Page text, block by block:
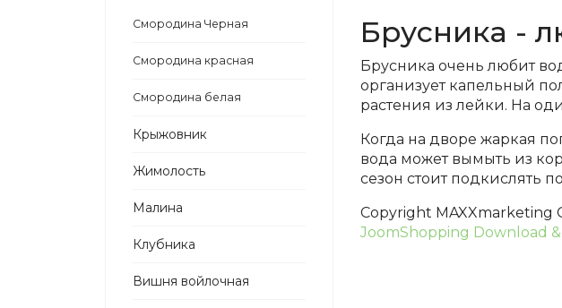
Смородина Черная
Смородина красная
Смородина белая
Крыжовник
Жимолость
Малина
Клубника
Вишня войлочная
Брусника -
Брусника очень любит
организует капельный
растения из лейки. На
Когда на дворе жаркая
вода может вымыть из
сезон стоит подкислять
Copyright MAXXmarketing
JoomShopping Download